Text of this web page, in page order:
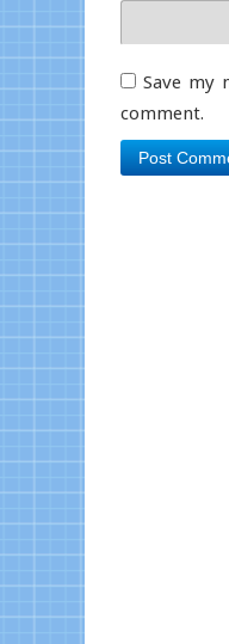
Save my
comment.